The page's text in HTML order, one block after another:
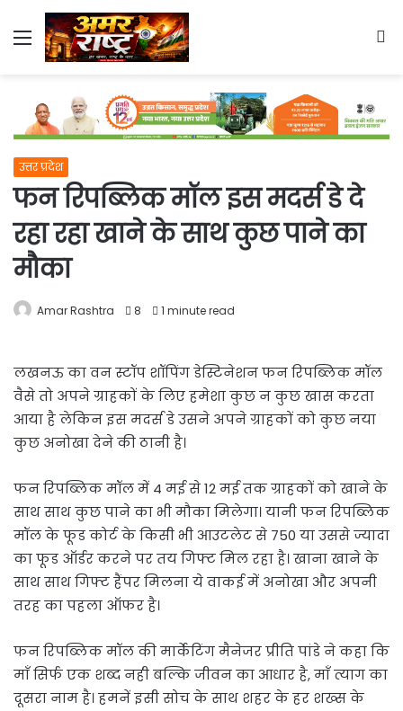
Menu
उत्तर प्रदेश
फन रिपब्लिक मॉल इस मदर्स डे दे
रहा रहा खाने के साथ कुछ पाने का
मौका
Amar Rashtra 8 1 minute read
लखनऊ का वन स्टॉप शॉपिंग डेस्टिनेशन फन रिपब्लिक मॉल
वैसे तो अपने ग्राहकों के लिए हमेशा कुछ न कुछखास करता
आया है लेकिन इस मदर्स डे उसने अपने ग्राहकों को कुछ नया
कुछ अनोखा देने की ठानी है।
फन रिपब्लिक मॉल में 4 मई से 12 मई तक ग्राहकों को खाने के
साथ साथ कुछ पाने का भी मौका मिलेगा। यानी फन रिपब्लिक
मॉल के फूड कोर्ट के किसी भी आउटलेट से 750 या उससे ज्यादा
का फूड ऑर्डर करने पर तय गिफ्ट मिल रहा है। खाना खाने के
साथ साथ गिफ्ट हैंपर मिलना ये वाकई में अनोखा और अपनी
तरह का पहला ऑफर है।
फन रिपब्लिक मॉल की मार्केटिंग मैनेजर प्रीति पांडे ने कहा कि
माँ सिर्फ एक शब्द नही बल्कि जीवन का आधार है, माँ त्याग का
दूसरा नाम है। हमनें इसी सोच के साथ शहर के हर शख्स के